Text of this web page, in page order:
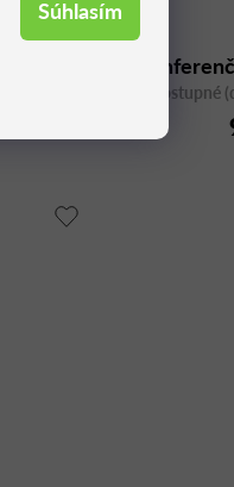
Súhlasím
Dostupné